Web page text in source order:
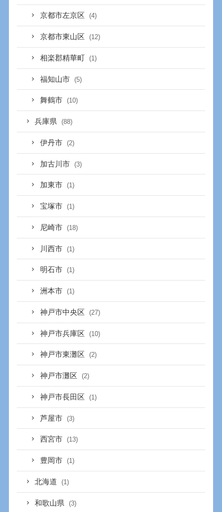
京都市左京区 (4)
京都市東山区 (12)
相楽郡精華町 (1)
福知山市 (5)
舞鶴市 (10)
兵庫県 (88)
伊丹市 (2)
加古川市 (3)
加東市 (1)
宝塚市 (1)
尼崎市 (18)
川西市 (1)
明石市 (1)
洲本市 (1)
神戸市中央区 (27)
神戸市兵庫区 (10)
神戸市東灘区 (2)
神戸市灘区 (2)
神戸市長田区 (1)
芦屋市 (3)
西宮市 (13)
豊岡市 (1)
北海道 (1)
和歌山県 (3)